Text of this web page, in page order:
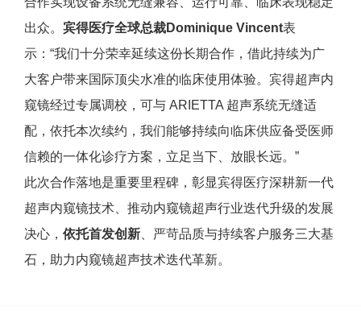
出众。 宾得医疗全球总裁Dominique Vincent表
示：“我们十分荣幸延续这份长期合作，借此持续为广
大客户带来国际顶尖水准的临床使用体验。宾得超声内
窥镜经过专属调校，可与 ARIETTA 超声系统无缝适
配，依托本次续约，我们能够持续向临床供应备受医师
信赖的一体化诊疗方案，立足当下、放眼长远。”
此次合作落地是重要里程碑，彰显宾得医疗深耕新一代
超声内窥镜技术、推动内窥镜超声行业迭代升级的发展
决心， 依托首发创新 、严苛品质与持续客户服务三大基
石，助力内窥镜超声技术迭代革新。